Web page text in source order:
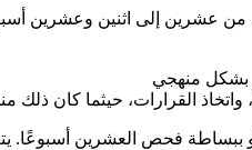
من عشرين إلى اثنين وعشرين
بشكل منهجي
القرارات، حيثما كان ذلك
فحص العشرين أسبوعًا.